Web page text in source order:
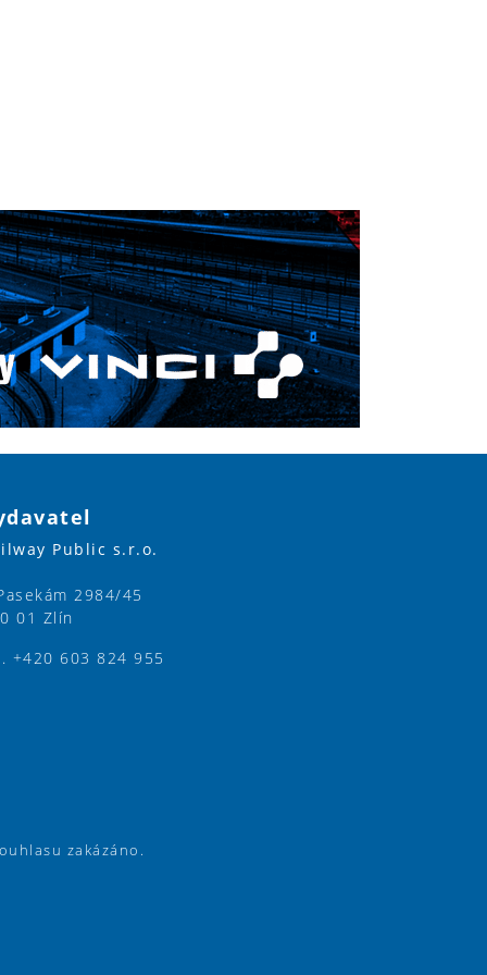
Public s.r.o.
2984/45
01 Zlín
+420 603 824 955
zakázáno.